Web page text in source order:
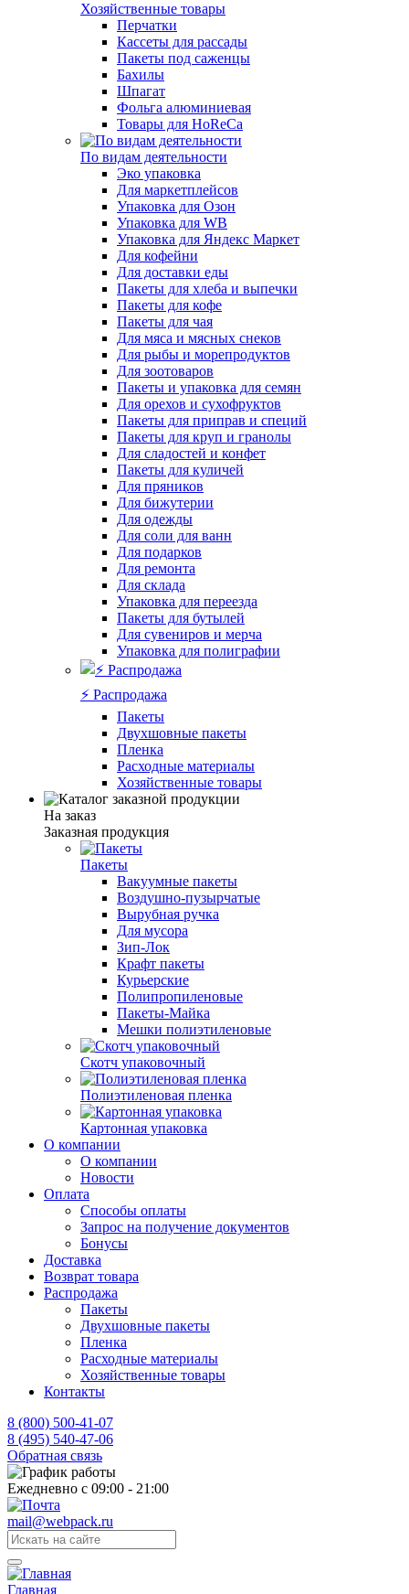
Хозяйственные товары
Перчатки
Кассеты для рассады
Пакеты под саженцы
Бахилы
Шпагат
Фольга алюминиевая
Товары для HoReCa
По видам деятельности
Эко упаковка
Для маркетплейсов
Упаковка для Озон
Упаковка для WB
Упаковка для Яндекс Маркет
Для кофейни
Для доставки еды
Пакеты для хлеба и выпечки
Пакеты для кофе
Пакеты для чая
Для мяса и мясных снеков
Для рыбы и морепродуктов
Для зоотоваров
Пакеты и упаковка для семян
Для орехов и сухофруктов
Пакеты для приправ и специй
Пакеты для круп и гранолы
Для сладостей и конфет
Пакеты для куличей
Для пряников
Для бижутерии
Для одежды
Для соли для ванн
Для подарков
Для ремонта
Для склада
Упаковка для переезда
Пакеты для бутылей
Для сувениров и мерча
Упаковка для полиграфии
⚡️ Распродажа
Пакеты
Двухшовные пакеты
Пленка
Расходные материалы
Хозяйственные товары
На заказ
Заказная продукция
Пакеты
Вакуумные пакеты
Воздушно-пузырчатые
Вырубная ручка
Для мусора
Зип-Лок
Крафт пакеты
Курьерские
Полипропиленовые
Пакеты-Майка
Мешки полиэтиленовые
Скотч упаковочный
Полиэтиленовая пленка
Картонная упаковка
О компании
О компании
Новости
Оплата
Способы оплаты
Запрос на получение документов
Бонусы
Доставка
Возврат товара
Распродажа
Пакеты
Двухшовные пакеты
Пленка
Расходные материалы
Хозяйственные товары
Контакты
8 (800) 500-41-07
8 (495) 540-47-06
Обратная связь
Ежедневно с 09:00 - 21:00
mail@webpack.ru
Главная